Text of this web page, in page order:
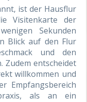
ist der Hausflur
Visitenkarte der
Sekunden
Blick auf den Flur
und den
Zudem entscheidet
willkommen und
Empfangsbereich
als an ein